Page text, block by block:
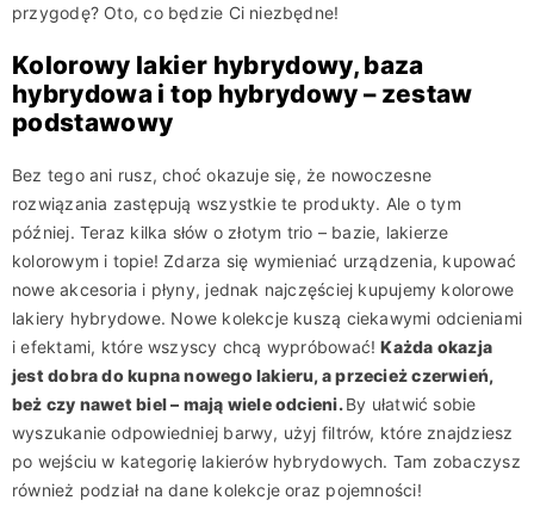
przygodę? Oto, co będzie Ci niezbędne!
Kolorowy lakier hybrydowy, baza
hybrydowa i top hybrydowy – zestaw
podstawowy
Bez tego ani rusz, choć okazuje się, że nowoczesne
rozwiązania zastępują wszystkie te produkty. Ale o tym
później. Teraz kilka słów o złotym trio – bazie, lakierze
kolorowym i topie! Zdarza się wymieniać urządzenia, kupować
nowe akcesoria i płyny, jednak najczęściej kupujemy kolorowe
lakiery hybrydowe. Nowe kolekcje kuszą ciekawymi odcieniami
i efektami, które wszyscy chcą wypróbować!Każda okazja
jest dobra do kupna nowego lakieru, a przecież czerwień,
beż czy nawet biel – mają wiele odcieni.By ułatwić sobie
wyszukanie odpowiedniej barwy, użyj filtrów, które znajdziesz
po wejściu w kategorię lakierów hybrydowych. Tam zobaczysz
również podział na dane kolekcje oraz pojemności!